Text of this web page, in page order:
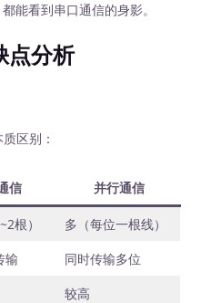
能看到串口通信的身影。
点分析
区别：
信 并行通信
根）
多（每位一根线）
输
同时传输多位
较高